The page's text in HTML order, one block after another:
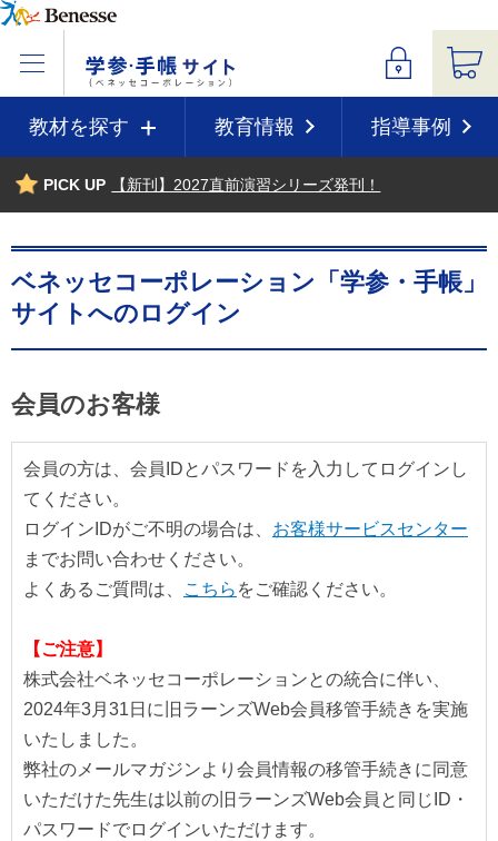
教材を探す 教育情報 指導事例
PICK UP 【新刊】2027直前演習シリーズ発刊！
ベネッセコーポレーション「学参・手帳」
サイトへのログイン
会員のお客様
会員の方は、会員IDとパスワードを入力してログインし
てください。
ログインIDがご不明の場合は、 お客様サービスセンター
までお問い合わせください。
よくあるご質問は、
こちら をご確認ください。
【ご注意】
株式会社ベネッセコーポレーションとの統合に伴い、
2024年3月31日に旧ラーンズWeb会員移管手続きを実施
いたしました。
弊社のメールマガジンより会員情報の移管手続きに同意
いただけた先生は以前の旧ラーンズWeb会員と同じID・
パスワードでログインいただけます。